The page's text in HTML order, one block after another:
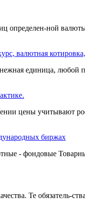
определен-ной
валютная
единица, любой
цены учитывают
биржах
- фондовые
Те обязатель-